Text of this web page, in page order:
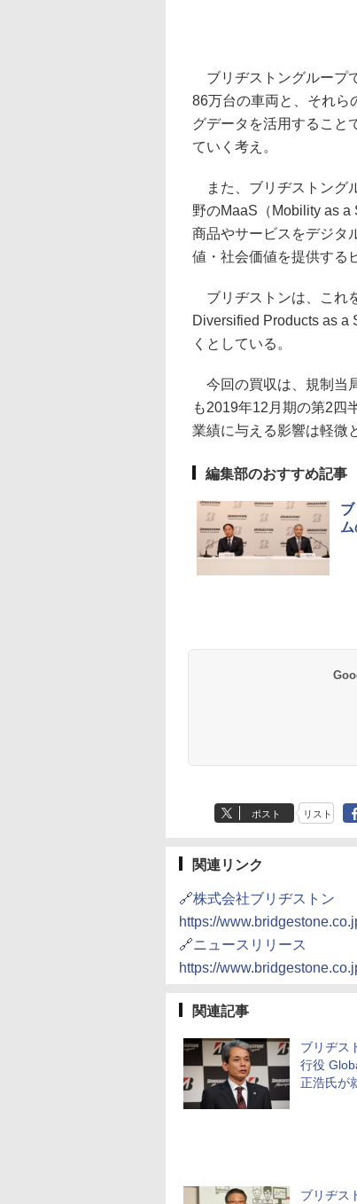
ブリヂストングループ
86万台の車両と、それら
グデータを活用すること
ていく考え。
また、ブリヂストング
野のMaaS（Mobility as a
商品やサービスをデジタ
値・社会価値を提供する
ブリヂストンは、これ
Diversified Products as a
くとしている。
今回の買収は、規制当
も2019年12月期の第2四
業績に与える影響は軽微
編集部のおすすめ記事
ポスト リスト
関連リンク
🔗株式会社ブリヂストン
https://
🔗ニュースリリース
https://
関連記事
ブリヂス
行役
正浩氏が
ブリヂス